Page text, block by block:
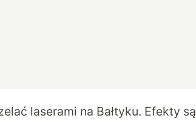
laserami na Bałtyku. Efekty są